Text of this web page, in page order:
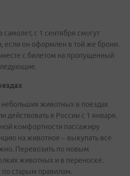
с 1 сентября смогут
если он оформлен в той же брони.
с билетом на пропущенный
животных в поездах
действовать в России с 1 января.
комфортности пассажиру
на животное – выкупать все
Перевозить по новым
животных и в переноске.
по старым правилам.